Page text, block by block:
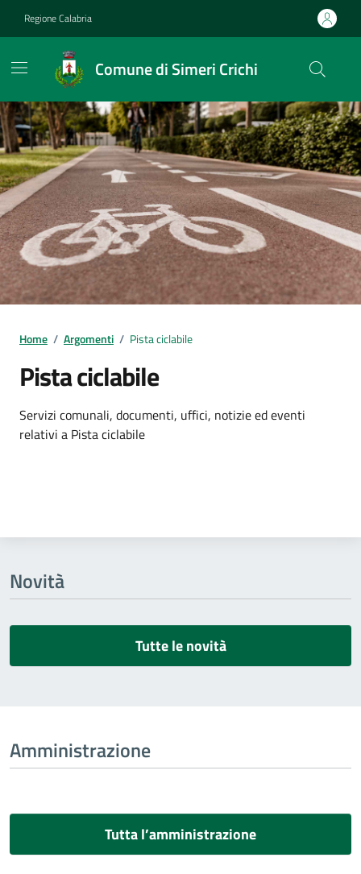
Regione Calabria
Comune di Simeri Crichi
Home / Argomenti / Pista ciclabile
Pista ciclabile
Dettagli dell'argomento
Servizi comunali, documenti, uffici, notizie ed eventi
relativi a Pista ciclabile
Novità
Tutte le novità
Amministrazione
Tutta l’amministrazione